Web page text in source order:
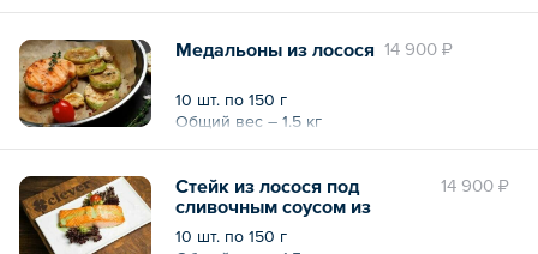
14 900 ₽
Медальоны из лосося
10 шт. по 150 г
Общий вес – 1.5 кг
14 900 ₽
Стейк из лосося под
сливочным соусом из
шпината
10 шт. по 150 г